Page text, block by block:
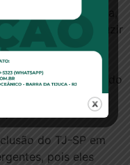
assunção da obra,
é lícito deduzir
de
estabelecida,
na construção do
isso, as
afirmou.
do TJ-SP em
pois eles